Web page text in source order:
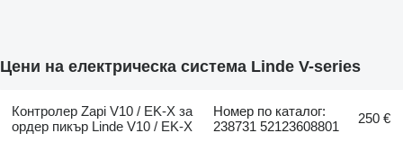
Цени на електрическа система Linde V-series
Контролер Zapi V10 / EK-X за
ордер пикър Linde V10 / EK-X
Номер по каталог:
238731 52123608801
250 €